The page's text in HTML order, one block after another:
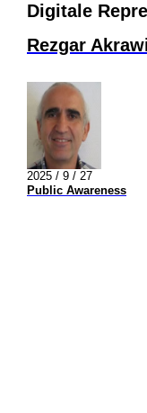
Digitale
Rezgar
2025 / 9 / 27
Public Awareness